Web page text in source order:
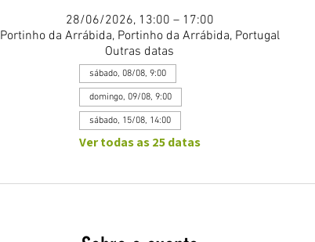
28/06/2026, 13:00 – 17:00
Portinho da Arrábida, Portinho da Arrábida, Portugal
Outras datas
sábado, 08/08, 9:00
domingo, 09/08, 9:00
sábado, 15/08, 14:00
Ver todas as 25 datas